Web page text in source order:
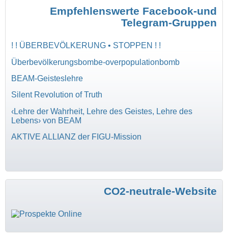
Empfehlenswerte Facebook-und
Telegram-Gruppen
! ! ÜBERBEVÖLKERUNG • STOPPEN ! !
Überbevölkerungsbombe-overpopulationbomb
BEAM-Geisteslehre
Silent Revolution of Truth
‹Lehre der Wahrheit, Lehre des Geistes, Lehre des
Lebens› von BEAM
AKTIVE ALLIANZ der FIGU-Mission
CO2-neutrale-Website